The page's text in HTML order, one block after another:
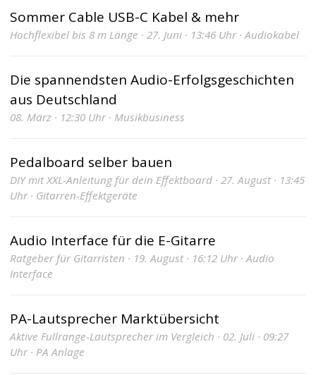
Sommer Cable USB-C Kabel & mehr
Hochflexibel bis 8 m Länge · 27. Juni · 13:46 Uhr · Audiokabel
Die spannendsten Audio-Erfolgsgeschichten
aus Deutschland
08. März · 12:30 Uhr · Musikbusiness
Pedalboard selber bauen
DIY mit XXL-Anleitung für dein Effektboard · 27. August · 13:45
Uhr · Gitarren-Effektgeräte
Audio Interface für die E-Gitarre
Ratgeber für Gitarristen · 19. August · 16:12 Uhr · Audio
Interface
PA-Lautsprecher Marktübersicht
Aktive Fullrange-Lautsprecher im Vergleich · 02. Juli · 09:27
Uhr · PA Anlage